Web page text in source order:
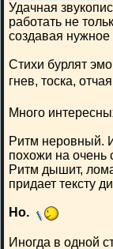
Удачная
работать не
создавая нужное
Стихи бурлят
гнев, тоска,
Много
Ритм неровный.
похожи на очень
Ритм дышит,
придает тексту
Но.
Иногда в одной